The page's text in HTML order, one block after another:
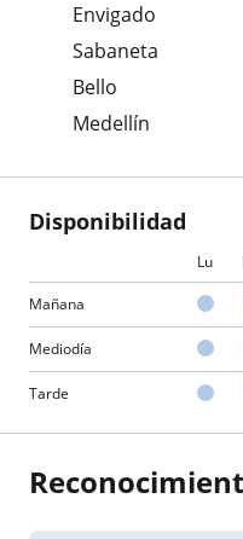
Envigado
Sabaneta
Bello
Medellín
Disponibilidad
Lu
Mañana
Mediodía
Tarde